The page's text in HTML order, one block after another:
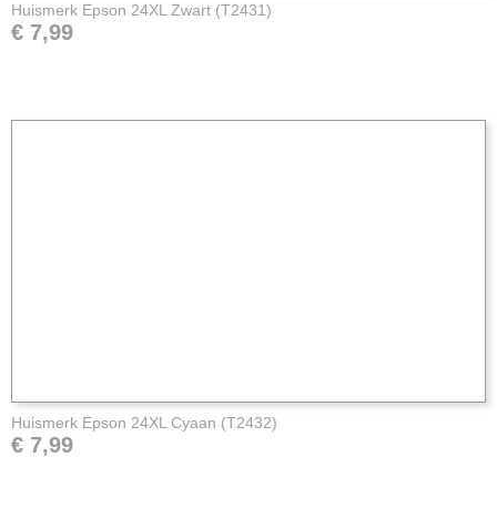
Huismerk Epson 24XL Zwart (T2431)
€ 7,99
Huismerk Epson 24XL Cyaan (T2432)
€ 7,99